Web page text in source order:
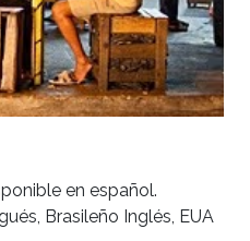
en español.
Brasileño Inglés, EUA